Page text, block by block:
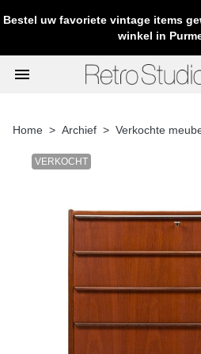
Bestel uw favoriete vintage items
winkel in
menu
Home Archief Verkochte
VERKOCHT